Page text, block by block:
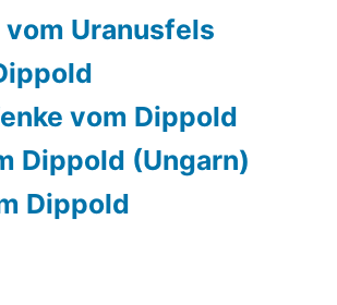
vom Uranusfels
vom Dippold
Dippold (Ungarn)
Dippold